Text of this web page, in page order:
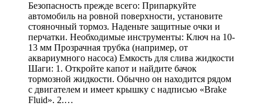
Безопасность прежде всего: Припаркуйте
автомобиль на ровной поверхности, установите
стояночный тормоз. Наденьте защитные очки и
перчатки. Необходимые инструменты: Ключ на 10-
13 мм Прозрачная трубка (например, от
аквариумного насоса) Емкость для слива жидкости
Шаги: 1. Откройте капот и найдите бачок
тормозной жидкости. Обычно он находится рядом
с двигателем и имеет крышку с надписью «Brake
Fluid». 2.…